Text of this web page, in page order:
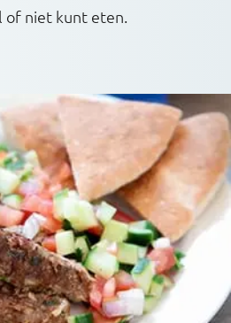
niet kunt eten.